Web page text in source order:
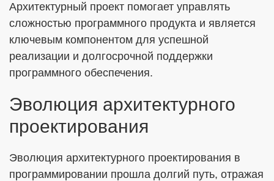
Архитектурный проект помогает управлять
сложностью программного продукта и является
ключевым компонентом для успешной
реализации и долгосрочной поддержки
программного обеспечения.
Эволюция архитектурного
проектирования
Эволюция архитектурного проектирования в
программировании прошла долгий путь, отражая